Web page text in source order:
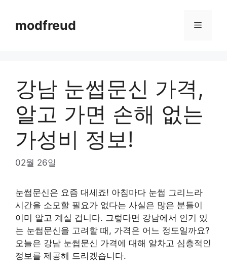
contentmodfreud Menu
강남 눈썹문신 가격,
알고 가면 손해 없는
가성비 정보!
02월 26일
눈썹문신은 요즘 대세죠! 아침마다 눈썹 그리느라
시간을 소모할 필요가 없다는 사실은 많은 분들이
이미 알고 계실 겁니다. 그렇다면 강남에서 인기 있
는 눈썹문신을 고려할 때, 가격은 어느 정도일까요?
오늘은 강남 눈썹문신 가격에 대해 알차고 심층적인
정보를 제공해 드리겠습니다.